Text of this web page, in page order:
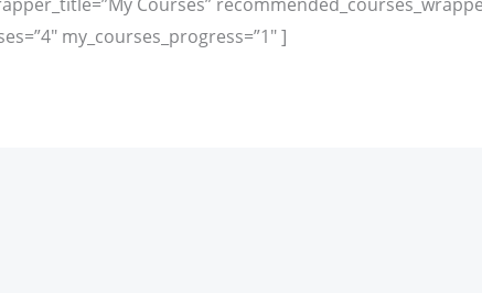
Courses”
my_courses_progress=”1″ ]